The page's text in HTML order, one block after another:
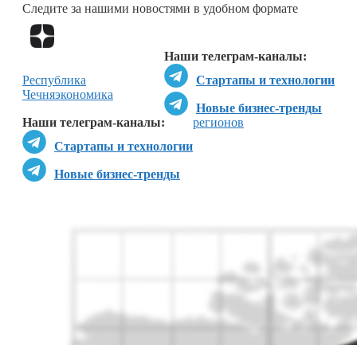
Следите за нашими новостями в удобном формате
Наши телеграм-каналы:
Стартапы и технологии
Новые бизнес-тренды
Наши телеграм-каналы:
Стартапы и технологии
Новые бизнес-тренды
Республика
Чечняэкономика
регионов